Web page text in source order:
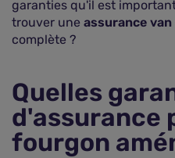
garanties qu'il est
trouver une assurance van
complète ?
Quelles
d'assurance
fourgon